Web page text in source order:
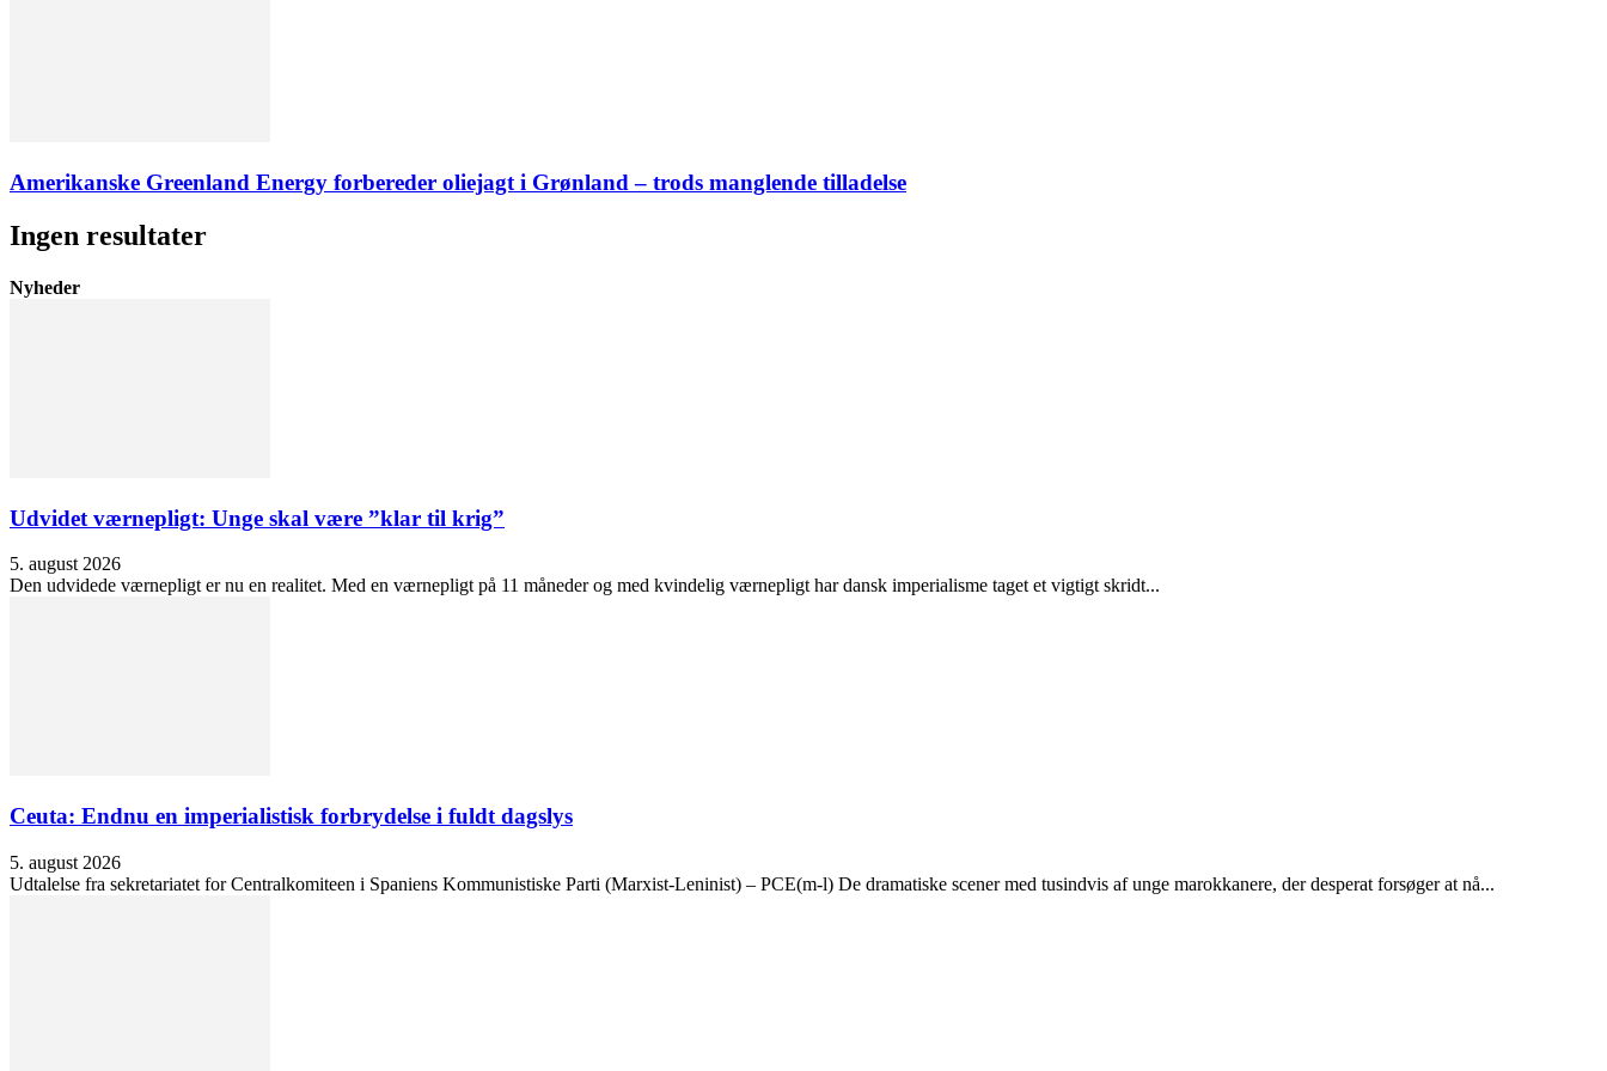
Amerikanske Greenland Energy forbereder oliejagt i Grønland – trods manglende tilladelse
Ingen resultater
Nyheder
Udvidet værnepligt: Unge skal være ”klar til krig”
5. august 2026
Den udvidede værnepligt er nu en realitet. Med en værnepligt på 11 måneder og med kvindelig værnepligt har dansk imperialisme taget et vigtigt skridt...
Ceuta: Endnu en imperialistisk forbrydelse i fuldt dagslys
5. august 2026
Udtalelse fra sekretariatet for Centralkomiteen i Spaniens Kommunistiske Parti (Marxist-Leninist) – PCE(m-l) De dramatiske scener med tusindvis af unge marokkanere, der desperat forsøger at nå...